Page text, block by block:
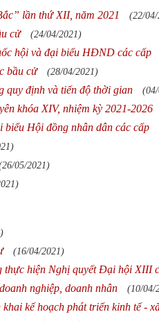
lần thứ XII, năm 2021 (22/
cử (24/04/2021)
hội và đại biểu HĐND các cấp
bầu cử (28/04/2021)
quy định và tiến độ thời gian
khóa XIV, nhiệm kỳ 2021-2026
biểu Hội đồng nhân dân các cấp
05/2021)
(16/04/2021)
thực hiện Nghị quyết Đại hội XIII
nghiệp, doanh nhân (10/04/
kế hoạch phát triển kinh tế -